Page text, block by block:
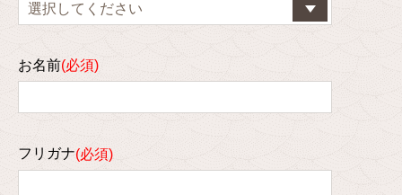
お名前
フリガナ